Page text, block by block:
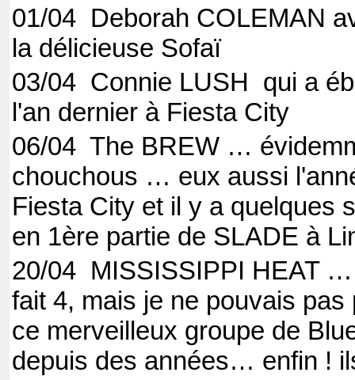
01/04 Deborah COLEMAN
la délicieuse Sofaï
03/04 Connie LUSH qui a
l'an dernier à Fiesta City
06/04 The BREW …
chouchous … eux aussi
Fiesta City et il y a quelques
en 1ère partie de SLADE à
20/04 MISSISSIPPI HEAT
fait 4, mais je ne pouvais
ce merveilleux groupe de
depuis des années… enfin !